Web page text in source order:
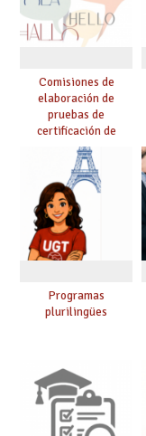
Comisiones de
elaboración de
pruebas de
certificación de
competencia
lingüística: publicada
resolución definitiva
Programas
plurilingües